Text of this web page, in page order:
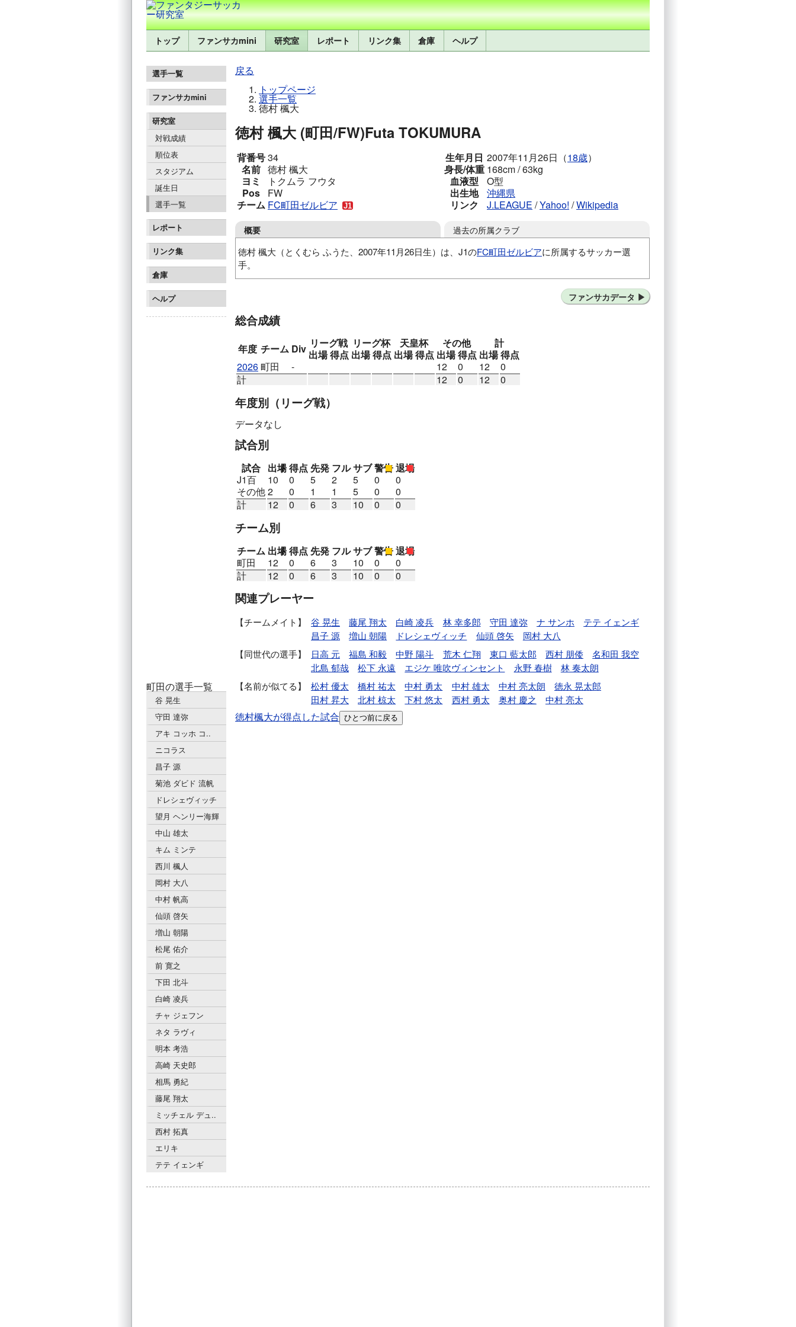
トップ ファンサカmini 研究室 レポート リンク集 倉庫 ヘルプ
選手一覧
ファンサカmini
研究室
対戦成績
順位表
スタジアム
誕生日
選手一覧
レポート
リンク集
倉庫
ヘルプ
町田の選手一覧
谷 晃生
守田 達弥
アキ コッホ コ..
ニコラス
昌子 源
菊池 ダビド 流帆
ドレシェヴィッチ
望月 ヘンリー海輝
中山 雄太
キム ミンテ
西川 楓人
岡村 大八
中村 帆高
仙頭 啓矢
増山 朝陽
松尾 佑介
前 寛之
下田 北斗
白崎 凌兵
チャ ジェフン
ネタ ラヴィ
明本 考浩
高崎 天史郎
相馬 勇紀
藤尾 翔太
ミッチェル デュ..
西村 拓真
エリキ
テテ イェンギ
戻る
トップページ
選手一覧
徳村 楓大
徳村 楓大 (町田/FW)Futa TOKUMURA
背番号34
名前 徳村 楓大
ヨミ
トクムラ フウタ
Pos
FW
チーム FC町田ゼルビア
生年月日 2007年11月26日（18歳）
身長/体重 168cm / 63kg
血液型
O型
出生地
沖縄県
リンク
J.LEAGUE /Yahoo! /Wikipedia
概要
徳村 楓大（とくむら ふうた、2007年11月26日生）は、J1のFC町田ゼルビアに所属するサッカー選
手。
過去の所属クラブ
ファンサカデータ
総合成績
年度 チーム Div リーグ戦 リーグ杯 天皇杯 その他
計
出場得点 出場得点 出場得点 出場得点 出場得点
2026町田 - 12 0 12
0
計
12 0 12 0
年度別 （リーグ戦）
データなし
試合別
試合 出場得点 先発 フルサブ警告退場
J1百
10 0 5 2 5 0
0
その他2 0 1 1 5 0
0
計
12 0 6 3 10 0 0
チーム別
チーム 出場得点 先発 フルサブ警告退場
町田
12 0 6 3 10 0
0
計
12 0 6 3 10 0 0
関連プレーヤー
チームメイト 谷 晃生 藤尾 翔太 白崎 凌兵 林 幸多郎 守田 達弥 ナ サンホ
テテ イェンギ
昌子 源
増山 朝陽 ドレシェヴィッチ 仙頭 啓矢
岡村 大八
同世代の選手
日高 元 福島 和毅 中野 陽斗 荒木 仁翔 東口 藍太郎 西村 朋倭
名和田 我空
北島 郁哉
松下 永遠 エジケ 唯吹ヴィンセント 永野 春樹
林 奏太朗
名前が似てる
松村 優太 橋村 祐太 中村 勇太 中村 雄太 中村 亮太朗
徳永 晃太郎
田村 昇大
北村 椋太 下村 悠太 西村 勇太 奥村 慶之 中村 亮太
徳村楓大が得点した試合 ひとつ前に戻る